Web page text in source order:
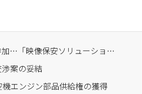
· ハンファテックウィン、中東保安展示会に参加…「映像保安ソリューション」披露
案の妥結
エンジン部品供給権の獲得